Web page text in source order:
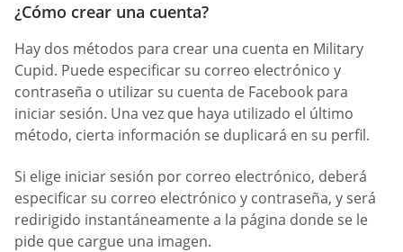
¿Cómo crear una cuenta?
Hay dos métodos para crear una cuenta en Military
Cupid. Puede especificar su correo electrónico y
contraseña o utilizar su cuenta de Facebook para
iniciar sesión. Una vez que haya utilizado el último
método, cierta información se duplicará en su perfil.
Si elige iniciar sesión por correo electrónico, deberá
especificar su correo electrónico y contraseña, y será
redirigido instantáneamente a la página donde se le
pide que cargue una imagen.